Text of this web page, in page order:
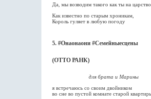
Да, мы возводим такого как ты на
Как известно по старым хроникам,
Король гуляет в любую погоду
5. #Онаонаони #Семейныесцены
(ОТТО РАНК)
для брата и Марины
я встречаюсь со своим двойником
во сне во пустой комнате старой